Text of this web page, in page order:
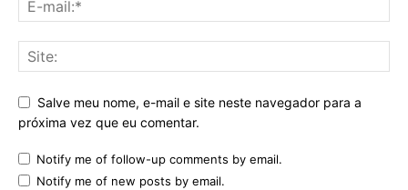
Salve meu nome, e-mail e site neste navegador para a
próxima vez que eu comentar.
Notify me of follow-up comments by email.
Notify me of new posts by email.